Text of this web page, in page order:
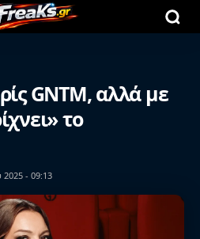
GNTM, αλλά με
το
- 09:13